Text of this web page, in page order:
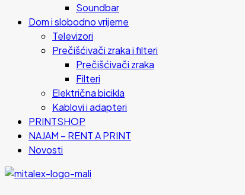
Soundbar
Dom i slobodno vrijeme
Televizori
Prečišćivači zraka i filteri
Prečišćivači zraka
Filteri
Električna bicikla
Kablovi i adapteri
PRINTSHOP
NAJAM – RENT A PRINT
Novosti